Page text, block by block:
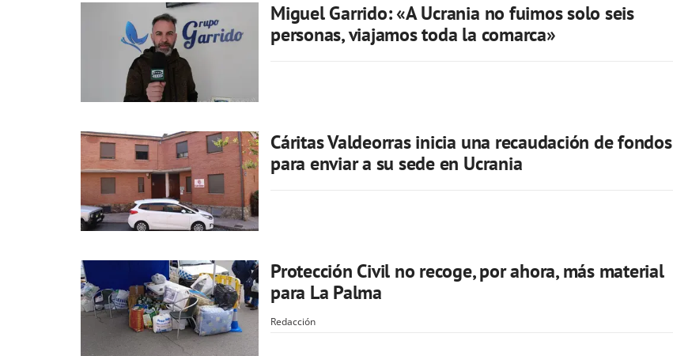
Miguel Garrido: «A Ucrania no fuimos solo seis
personas, viajamos toda la comarca»
Cáritas Valdeorras inicia una recaudación de fondos
para enviar a su sede en Ucrania
Protección Civil no recoge, por ahora, más material
para La Palma
Redacción